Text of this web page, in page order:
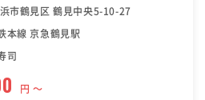
市鶴見区 鶴見中央5-10-27
本線 京急鶴見駅
司
円 〜